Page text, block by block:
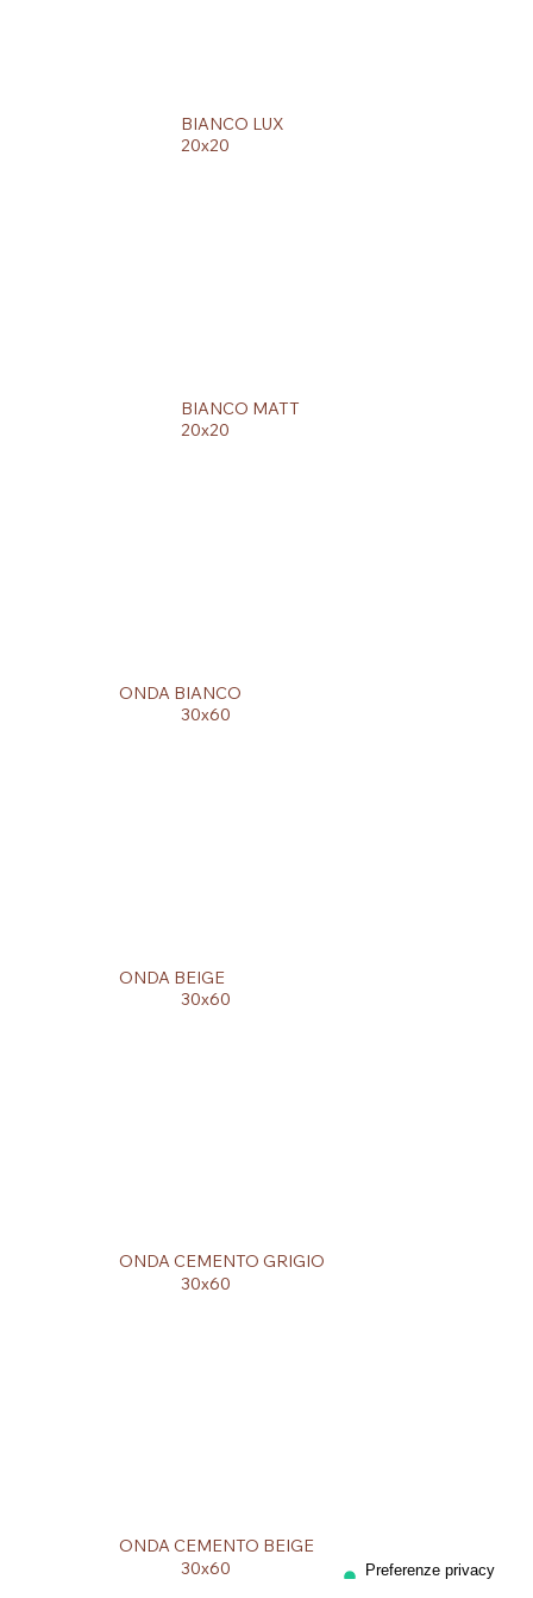
BIANCO LUX
20x20
BIANCO MATT
20x20
ONDA BIANCO
30x60
ONDA CEMENTO BEIGE
30x60
ONDA BEIGE
30x60
ONDA CEMENTO GRIGIO
30x60